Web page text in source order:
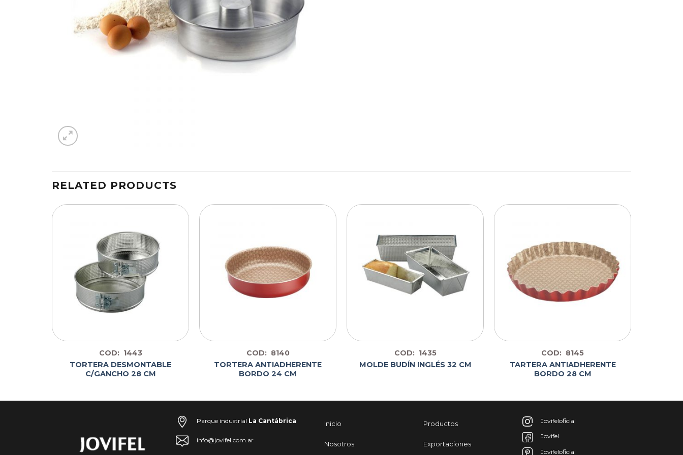
RELATED PRODUCTS
COD: 1443
TORTERA DESMONTABLE
C/GANCHO 28 CM
COD: 8140
TORTERA ANTIADHERENTE
BORDO 24 CM
COD: 1435
MOLDE BUDÍN INGLÉS 32 CM
COD: 8145
TARTERA ANTIADHERENTE
BORDO 28 CM
Parque industrial La Cantábrica
info@jovifel.com.ar
Inicio
Nosotros
Productos
Exportaciones
Jovifeloficial
Jovifel
Jovifeloficial